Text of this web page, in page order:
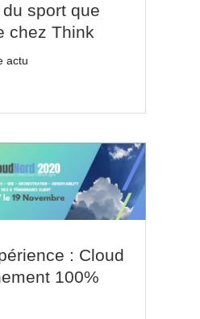
sport que
chez Think
actu
: Cloud
100%